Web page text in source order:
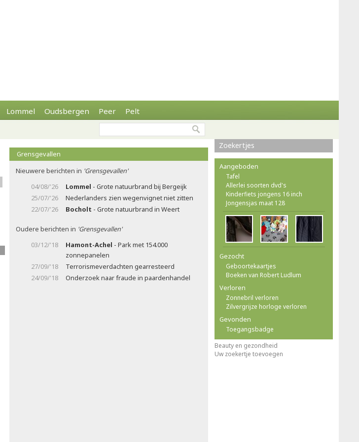
Lommel Oudsbergen Peer Pelt
Grensgevallen
Nieuwere berichten in 'Grensgevallen'
04/08/'26
Lommel - Grote natuurbrand bij Bergeijk
25/07/'26
Nederlanders zien wegenvignet niet zitten
22/07/'26
Bocholt - Grote natuurbrand in Weert
Oudere berichten in 'Grensgevallen'
03/12/'18
Hamont-Achel - Park met 154.000
zonnepanelen
27/09/'18
Terrorismeverdachten gearresteerd
24/09/'18
Onderzoek naar fraude in paardenhandel
Zoekertjes
Aangeboden
Tafel
Allerlei soorten dvd's
Kinderfiets jongens 16 inch
Jongensjas maat 128
Gezocht
Geboortekaartjes
Boeken van Robert Ludlum
Verloren
Zonnebril verloren
Zilvergrijze horloge verloren
Gevonden
Toegangsbadge
Beauty en gezondheid
Uw zoekertje toevoegen